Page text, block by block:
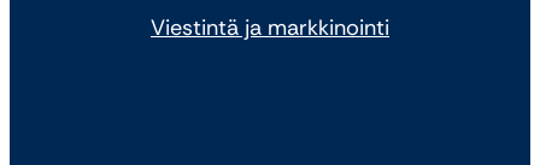
Viestintä ja markkinointi